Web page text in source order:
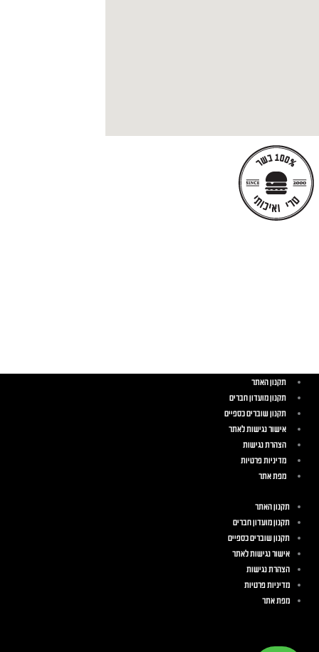
תקנון האתר
תקנון מועדון חברים
תקנון שוברים כספיים
אישור נגישות לאתר
הצהרת נגישות
מדיניות פרטיות
מפת אתר
תקנון האתר
תקנון מועדון חברים
תקנון שוברים כספיים
אישור נגישות לאתר
הצהרת נגישות
מדיניות פרטיות
מפת אתר